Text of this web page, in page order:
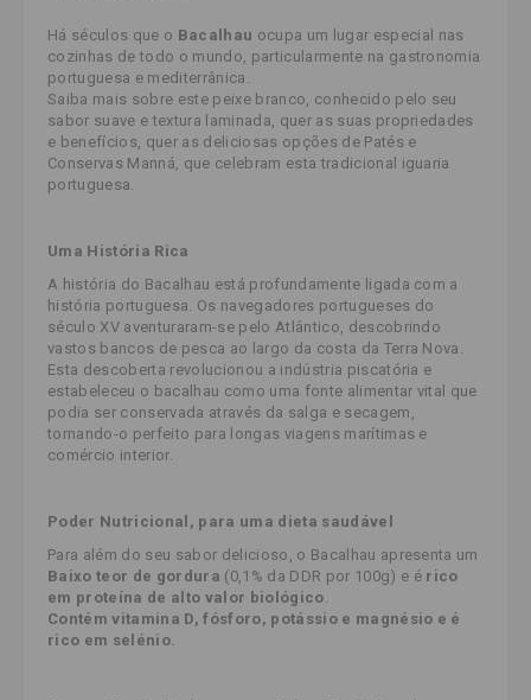
Há séculos que o Bacalhau ocupa um lugar especial nas
cozinhas de todo o mundo, particularmente na gastronomia
portuguesa e mediterrânica.
Saiba mais sobre este peixe branco, conhecido pelo seu
sabor suave e textura laminada, quer as suas propriedades
e benefícios, quer as deliciosas opções de Patés e
Conservas Manná, que celebram esta tradicional iguaria
portuguesa.
Uma História Rica
A história do Bacalhau está profundamente ligada com a
história portuguesa. Os navegadores portugueses do
século XV aventuraram-se pelo Atlântico, descobrindo
vastos bancos de pesca ao largo da costa da Terra Nova.
Esta descoberta revolucionou a indústria piscatória e
estabeleceu o bacalhau como uma fonte alimentar vital que
podia ser conservada através da salga e secagem,
tornando-o perfeito para longas viagens marítimas e
comércio interior.
Poder Nutricional, para uma dieta saudável
Para além do seu sabor delicioso, o Bacalhau apresenta um
Baixo teor de gordura (0,1% da DDR por 100g) e é rico
em proteína de alto valor biológico
Contém vitamina D, fósforo, potássio e magnésio e é
rico em selénio.